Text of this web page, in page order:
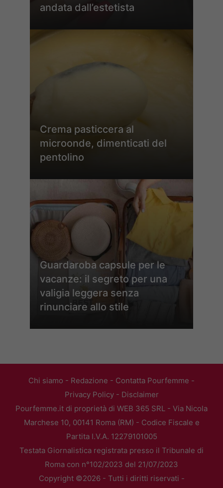
andata dall’estetista
Crema pasticcera al
microonde, dimenticati del
pentolino
Guardaroba capsule per le
vacanze: il segreto per una
valigia leggera senza
rinunciare allo stile
Chi siamo - Redazione - Contatta Pourfemme -
Privacy Policy- Disclaimer
Pourfemme.it di proprietà di WEB 365 SRL - Via Nicola
Marchese 10, 00141 Roma (RM) - Codice Fiscale e
Partita I.V.A. 12279101005
Testata Giornalistica registrata presso il Tribunale di
Roma con n°102/2023 del 21/07/2023
Copyright ©2026 - Tutti i diritti riservati -